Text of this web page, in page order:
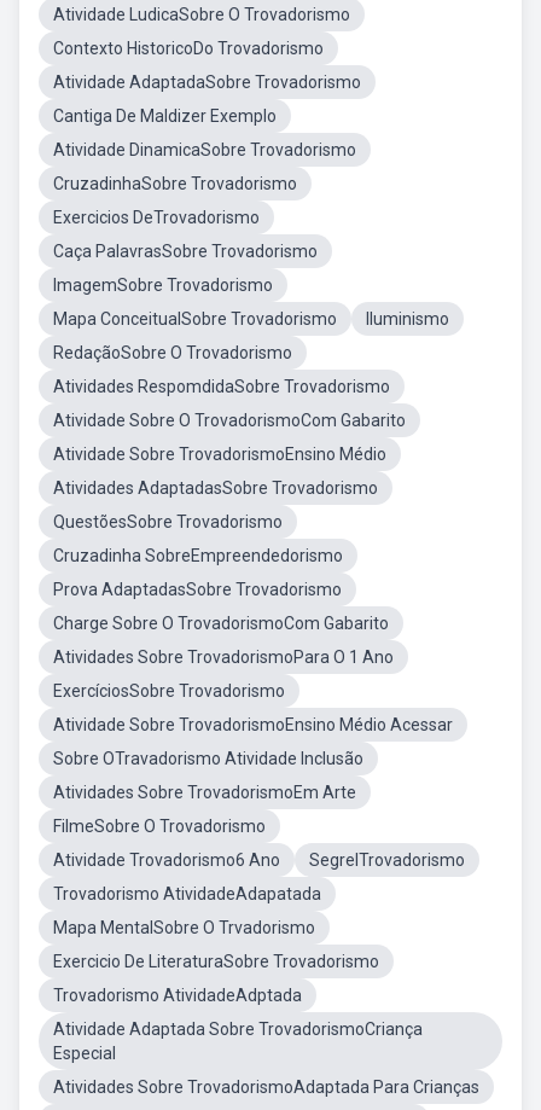
Atividade LudicaSobre O Trovadorismo
Contexto HistoricoDo Trovadorismo
Atividade AdaptadaSobre Trovadorismo
Cantiga De Maldizer Exemplo
Atividade DinamicaSobre Trovadorismo
CruzadinhaSobre Trovadorismo
Exercicios DeTrovadorismo
Caça PalavrasSobre Trovadorismo
ImagemSobre Trovadorismo
Mapa ConceitualSobre Trovadorismo
Iluminismo
RedaçãoSobre O Trovadorismo
Atividades RespomdidaSobre Trovadorismo
Atividade Sobre O TrovadorismoCom Gabarito
Atividade Sobre TrovadorismoEnsino Médio
Atividades AdaptadasSobre Trovadorismo
QuestõesSobre Trovadorismo
Cruzadinha SobreEmpreendedorismo
Prova AdaptadasSobre Trovadorismo
Charge Sobre O TrovadorismoCom Gabarito
Atividades Sobre TrovadorismoPara O 1 Ano
ExercíciosSobre Trovadorismo
Atividade Sobre TrovadorismoEnsino Médio Acessar
Sobre OTravadorismo Atividade Inclusão
Atividades Sobre TrovadorismoEm Arte
FilmeSobre O Trovadorismo
Atividade Trovadorismo6 Ano
SegrelTrovadorismo
Trovadorismo AtividadeAdapatada
Mapa MentalSobre O Trvadorismo
Exercicio De LiteraturaSobre Trovadorismo
Trovadorismo AtividadeAdptada
Atividade Adaptada Sobre TrovadorismoCriança
Especial
Atividades Sobre TrovadorismoAdaptada Para Crianças